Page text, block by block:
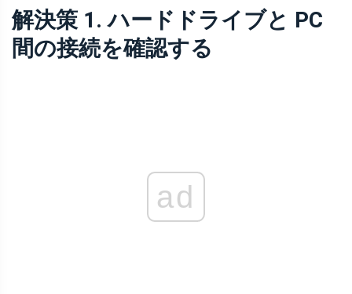
解決策 1. ハードドライブと PC
間の接続を確認する
ad